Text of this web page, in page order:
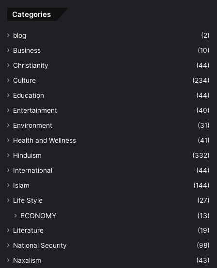
Categories
blog
(2)
Business
(10)
Christianity
(44)
Culture
(234)
Education
(44)
Entertainment
(40)
Environment
(31)
Health and Wellness
(41)
Hinduism
(332)
International
(44)
Islam
(144)
Life Style
(27)
ECONOMY (13)
Literature
(19)
National Security
(98)
Naxalism
(43)